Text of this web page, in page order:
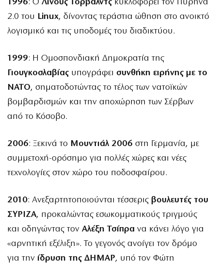
1996: Ο Λίνους Τόρβαλντς κυκλοφορεί τον Πυρήνα
2.0 του Linux, δίνοντας τεράστια ώθηση στο ανοικτό
λογισμικό και τις υποδομές του διαδικτύου.
1999: Η Ομοσπονδιακή Δημοκρατία της
Γιουγκοσλαβίας υπογράφει συνθήκη ειρήνης με το
NATO, σηματοδοτώντας το τέλος των νατοϊκών
βομβαρδισμών και την αποχώρηση των Σέρβων
από το Κόσοβο.
2006: Ξεκινά το Μουντιάλ 2006 στη Γερμανία, με
συμμετοχή-ορόσημο για πολλές χώρες και νέες
τεχνολογίες στον χώρο του ποδοσφαίρου.
2010: Ανεξαρτητοποιούνται τέσσερις βουλευτές του
ΣΥΡΙΖΑ, προκαλώντας εσωκομματικούς τριγμούς
και οδηγώντας τον Αλέξη Τσίπρα να κάνει λόγο για
«αρνητική εξέλιξη». Το γεγονός ανοίγει τον δρόμο
για την ίδρυση της ΔΗΜΑΡ, υπό τον Φώτη